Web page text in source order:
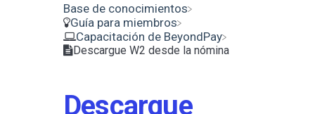
Base de conocimientos
​Guía para miembros
​Capacitación de BeyondPay
Descargue W2 desde la nómina
Descargue